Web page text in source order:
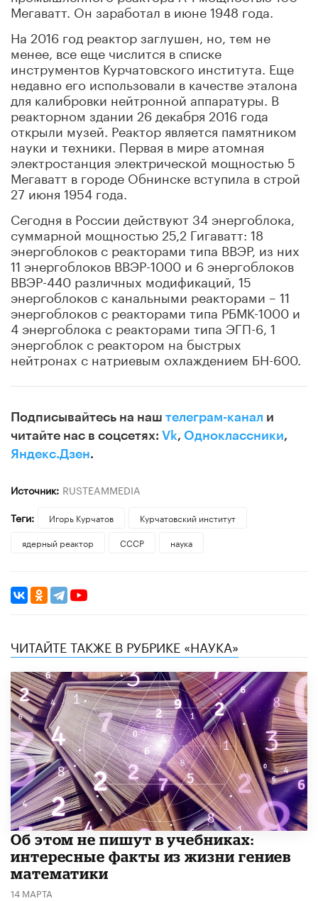
Мегаватт. Он заработал в июне 1948 года.
На 2016 год реактор заглушен, но, тем не
менее, все еще числится в списке
инструментов Курчатовского института. Еще
недавно его использовали в качестве эталона
для калибровки нейтронной аппаратуры. В
реакторном здании 26 декабря 2016 года
открыли музей. Реактор является памятником
науки и техники. Первая в мире атомная
электростанция электрической мощностью 5
Мегаватт в городе Обнинске вступила в строй
27 июня 1954 года.
Сегодня в России действуют 34 энергоблока,
суммарной мощностью 25,2 Гигаватт: 18
энергоблоков с реакторами типа ВВЭР, из них
11 энергоблоков ВВЭР-1000 и 6 энергоблоков
ВВЭР-440 различных модификаций, 15
энергоблоков с канальными реакторами – 11
энергоблоков с реакторами типа РБМК-1000 и
4 энергоблока с реакторами типа ЭГП-6, 1
энергоблок с реактором на быстрых
нейтронах с натриевым охлаждением БН-600.
Подписывайтесь на наш телеграм-канал и
читайте нас в соцсетях: Vk, Одноклассники,
Яндекс.Дзен.
Источник: RUSTEAMMEDIA
Теги:
Игорь Курчатов
Курчатовский институт
ядерный реактор
СССР наука
ЧИТАЙТЕ ТАКЖЕ В РУБРИКЕ «НАУКА»
Об этом не пишут в учебниках:
интересные факты из жизни гениев
математики
14 МАРТА